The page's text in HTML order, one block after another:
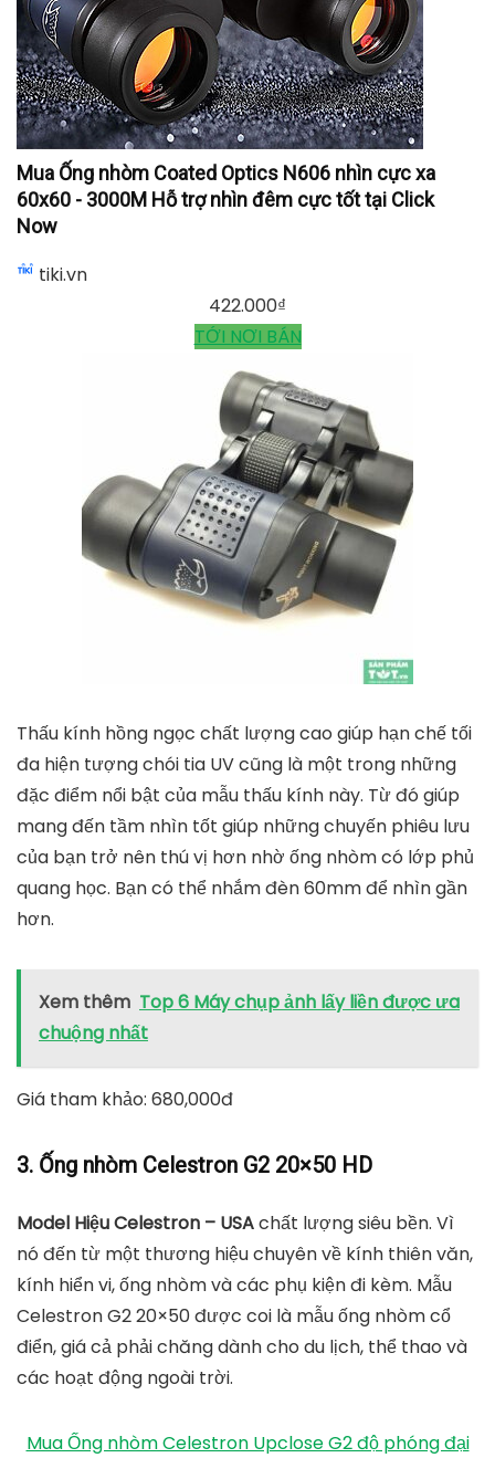
Mua Ống nhòm Coated Optics N606 nhìn cực xa
60x60 - 3000M Hỗ trợ nhìn đêm cực tốt tại Click
Now
tiki.vn
422.000₫
TỚI NƠI BÁN
Thấu kính hồng ngọc chất lượng cao giúp hạn chế tối
đa hiện tượng chói tia UV cũng là một trong những
đặc điểm nổi bật của mẫu thấu kính này. Từ đó giúp
mang đến tầm nhìn tốt giúp những chuyến phiêu lưu
của bạn trở nên thú vị hơn nhờ ống nhòm có lớp phủ
quang học. Bạn có thể nhắm đèn 60mm để nhìn gần
hơn.
Xem thêm Top 6 Máy chụp ảnh lấy liền được ưa
chuộng nhất
Giá tham khảo: 680,000đ
3. Ống nhòm Celestron G2 20×50 HD
Model Hiệu Celestron – USAchất lượng siêu bền. Vì
nó đến từ một thương hiệu chuyên về kính thiên văn,
kính hiển vi, ống nhòm và các phụ kiện đi kèm. Mẫu
Celestron G2 20×50 được coi là mẫu ống nhòm cổ
điển, giá cả phải chăng dành cho du lịch, thể thao và
các hoạt động ngoài trời.
Mua Ống nhòm Celestron Upclose G2 độ phóng đại